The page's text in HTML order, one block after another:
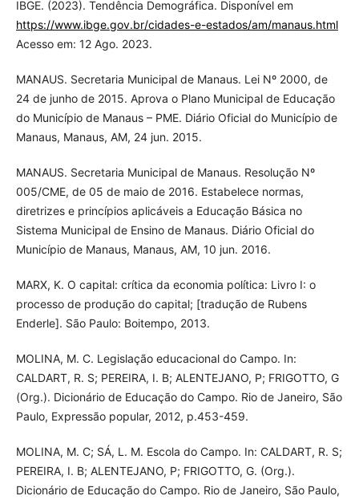
IBGE. (2023). Tendência Demográfica. Disponível em
https://www.ibge.gov.br/cidades-e-estados/am/manaus.html
Acesso em: 12 Ago. 2023.
MANAUS. Secretaria Municipal de Manaus. Lei Nº 2000, de
24 de junho de 2015. Aprova o Plano Municipal de Educação
do Município de Manaus – PME. Diário Oficial do Município de
Manaus, Manaus, AM, 24 jun. 2015.
MANAUS. Secretaria Municipal de Manaus. Resolução Nº
005/CME, de 05 de maio de 2016. Estabelece normas,
diretrizes e princípios aplicáveis a Educação Básica no
Sistema Municipal de Ensino de Manaus. Diário Oficial do
Município de Manaus, Manaus, AM, 10 jun. 2016.
MARX, K. O capital: crítica da economia política: Livro I: o
processo de produção do capital; [tradução de Rubens
Enderle]. São Paulo: Boitempo, 2013.
MOLINA, M. C. Legislação educacional do Campo. In:
CALDART, R. S; PEREIRA, I. B; ALENTEJANO, P; FRIGOTTO, G
(Org.). Dicionário de Educação do Campo. Rio de Janeiro, São
Paulo, Expressão popular, 2012, p.453-459.
MOLINA, M. C; SÁ, L. M. Escola do Campo. In: CALDART, R. S;
PEREIRA, I. B; ALENTEJANO, P; FRIGOTTO, G. (Org.).
Dicionário de Educação do Campo. Rio de Janeiro, São Paulo,